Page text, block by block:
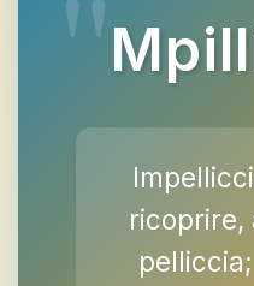
ricoprire,